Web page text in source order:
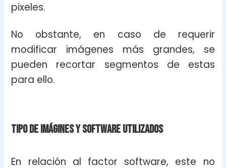
pixeles.
No obstante, en caso de requerir
modificar imágenes más grandes, se
pueden recortar segmentos de estas
para ello.
Tipo de imágines y software utilizados
En relación al factor software, este no